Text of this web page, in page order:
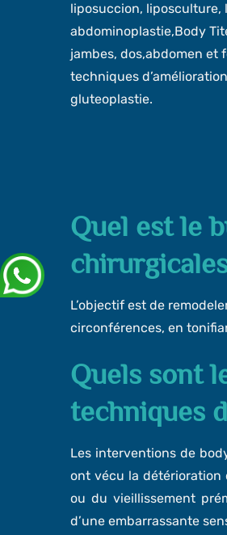
liposuccion, liposculture,
abdominoplastie,Body
jambes, dos,abdomen et
techniques
gluteoplastie.
Quel est le
L’objectif est de
circonférences, en
Quels sont
techniques
Les interventions de
ont vécu la détérioration
ou du vieillissement
d’une embarrassante